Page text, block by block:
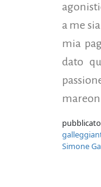
a me
mia
dato
Simone